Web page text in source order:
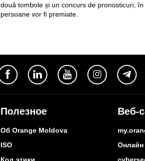
două tombole și un concurs de pronosticuri,
persoane vor fi premiate.
Полезное
Об Orange Moldova
ISO
Веб-
Онлайн